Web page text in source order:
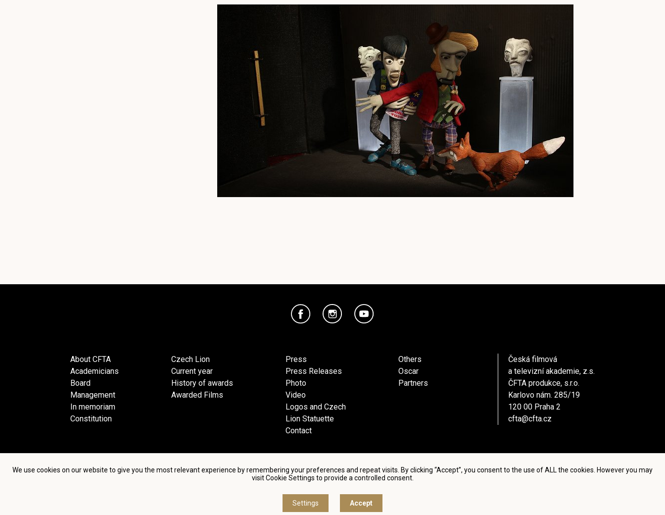
We use cookies on our website to give you the most relevant experience by remembering your preferences and repeat visits. By clicking “Accept”, you consent to the use of ALL the cookies. However you may
visit Cookie Settings to provide a controlled consent.
Settings Accept
About CFTA
Academicians
Board
Management
In memoriam
Constitution
Czech Lion
Current year
History of awards
Awarded Films
Press
Press Releases
Photo
Video
Logos and Czech
Lion Statuette
Contact
Others
Oscar
Partners
Česká filmová
a televizní akademie, z.s.
ČFTA produkce, s.r.o.
Karlovo nám. 285/19
120 00 Praha 2
cfta@cfta.cz
Terms and conditions of using personal data and privacy policy
© Česká filmová a televizní akademie, 2018 - 2026